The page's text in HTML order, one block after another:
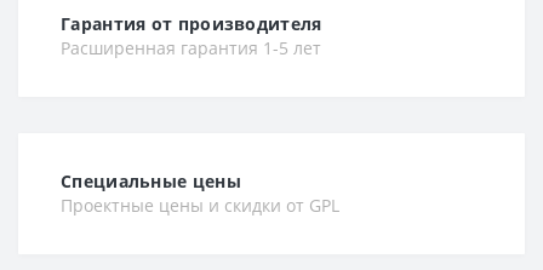
Гарантия от производителя
Расширенная гарантия 1-5 лет
Специальные цены
Проектные цены и скидки от GPL